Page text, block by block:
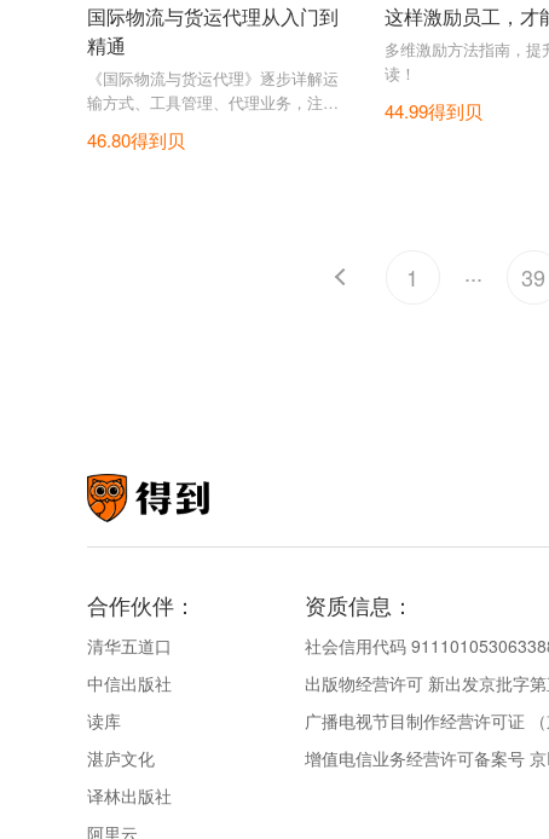
国际物流与货运代理从入门到
精通
《国际物流与货运代理》逐步详解运
输方式、工具管理、代理业务，注重
46.80得到贝
这样激励员工，才
多维激励方法指南，提
读！
44.99得到贝
1 ... 39
合作伙伴：
清华五道口
中信出版社
读库
湛庐文化
译林出版社
阿里云
资质信息：
社会信用代码
出版物经营许可 新出发京批字
广播电视节目制作经营许可证
增值电信业务经营许可备案号